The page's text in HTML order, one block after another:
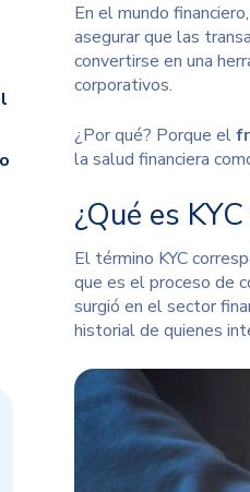
En el mundo
asegurar que las
convertirse en una
corporativos.
¿Por qué? Porque el
la salud financiera
¿Qué es
El término KYC
que es el proceso de
surgió en el sector
historial de quienes